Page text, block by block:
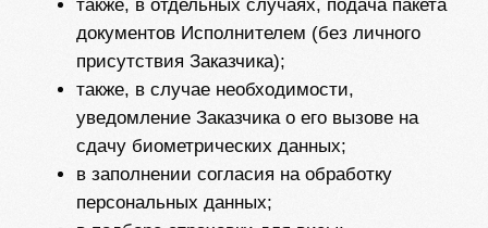
выбранной Заказчиком услуги.
4.3. После получения полного пакета документов
Исполнитель в течение 2 (Двух) рабочих дней
приступает к оказанию услуги. В случае отсутствия
одного или нескольких из перечисленных в
вышеуказанном списке документов Исполнитель не
приступает к оказанию услуг до получения от
Заказчика полного комплекта документов.
Заказчика следующие документы: